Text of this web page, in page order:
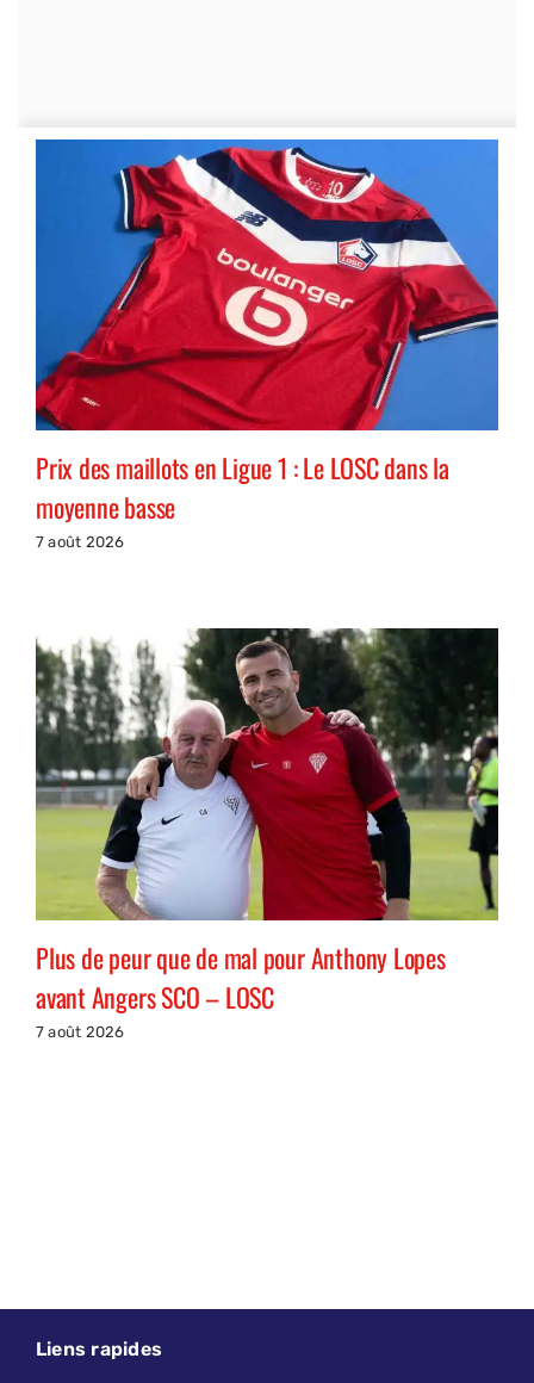
Prix des maillots en Ligue 1 : Le LOSC dans la
moyenne basse
7 août 2026
Plus de peur que de mal pour Anthony Lopes
avant Angers SCO – LOSC
7 août 2026
Liens rapides